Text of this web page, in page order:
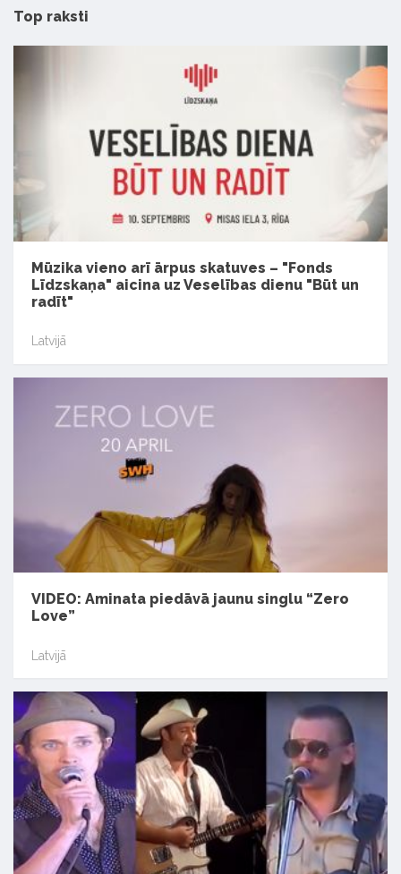
Top raksti
Mūzika vieno arī ārpus skatuves – "Fonds
Līdzskaņa" aicina uz Veselības dienu "Būt un
radīt"
Latvijā
VIDEO: Aminata piedāvā jaunu singlu “Zero
Love”
Latvijā